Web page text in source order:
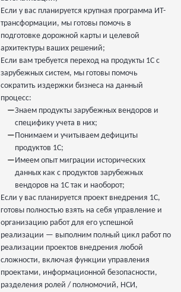
Если у вас планируется крупная программа ИТ-
трансформации, мы готовы помочь в
подготовке дорожной карты и целевой
архитектуры ваших решений;
Если вам требуется переход на продукты 1С с
зарубежных систем, мы готовы помочь
сократить издержки бизнеса на данный
процесс:
—Знаем продукты зарубежных вендоров и
специфику учета в них;
— Понимаем и учитываем дефициты
продуктов 1С;
— Имеем опыт миграции исторических
данных как с продуктов зарубежных
вендоров на 1С так и наоборот;
Если у вас планируется проект внедрения 1С,
готовы полностью взять на себя управление и
организацию работ для его успешной
реализации — выполним полный цикл работ по
реализации проектов внедрения любой
сложности, включая функции управления
проектами, информационной безопасности,
разделения ролей / полномочий, НСИ,